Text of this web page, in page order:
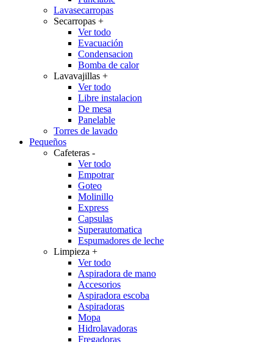
Lavasecarropas
Secarropas +
Ver todo
Evacuación
Condensacion
Bomba de calor
Lavavajillas +
Ver todo
Libre instalacion
De mesa
Panelable
Torres de lavado
Pequeños
Cafeteras -
Ver todo
Empotrar
Goteo
Molinillo
Express
Capsulas
Superautomatica
Espumadores de leche
Limpieza +
Ver todo
Aspiradora de mano
Accesorios
Aspiradora escoba
Aspiradoras
Mopa
Hidrolavadoras
Fregadoras